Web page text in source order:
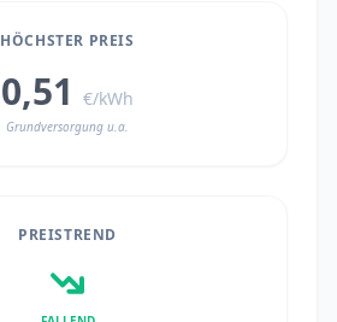
HÖCHSTER PREIS
0,51 €/kWh
Grundversorgung u.a.
PREISTREND